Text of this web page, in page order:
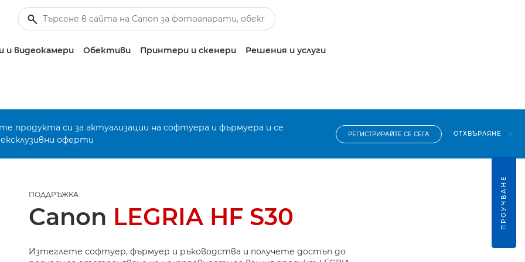
видеокамери Обективи Принтери и скенери Решения и услуги
продукта си за актуализации на софтуера и фърмуера и се
оферти
РЕГИСТРИРАЙТЕ СЕ СЕГА ОТХВЪРЛЯНЕ
ПОДДРЪЖКА
Canon LEGRIA HF S30
Изтеглете софтуер, фърмуер и ръководства и получете достъп до
ПРОУЧВАНЕ